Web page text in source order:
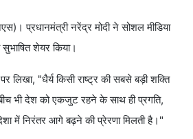
प्रधानमंत्री नरेंद्र मोदी ने सोशल मीडिया
शेयर किया।
लिखा, "धैर्य किसी राष्ट्र की सबसे बड़ी शक्ति
भी देश को एकजुट रहने के साथ ही प्रगति,
में निरंतर आगे बढ़ने की प्रेरणा मिलती है।"